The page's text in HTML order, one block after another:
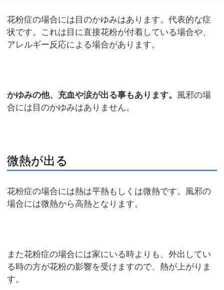
花粉症の場合には目のかゆみはあります。代表的な症
状です。これは目に直接花粉が付着している場合や、
アレルギー反応による場合があります。
かゆみの他、充血や涙が出る事もあります。 風邪の場
合には目のかゆみはありません。
微熱が出る
花粉症の場合には熱は平熱もしくは微熱です。風邪の
場合には微熱から高熱となります。
また花粉症の場合には家にいる時よりも、外出してい
る時の方が花粉の影響を受けますので、熱が上がりま
す。